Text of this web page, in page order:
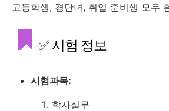
고등학생, 경단녀, 취업 준비생 모두
✅ 시험 정보
시험과목:
학사실무